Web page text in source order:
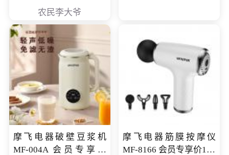
农民李大爷
摩飞电器破壁豆浆机
MF-004A 会员专享价
摩飞电器筋膜按摩仪
MF-8166 会员专享价168